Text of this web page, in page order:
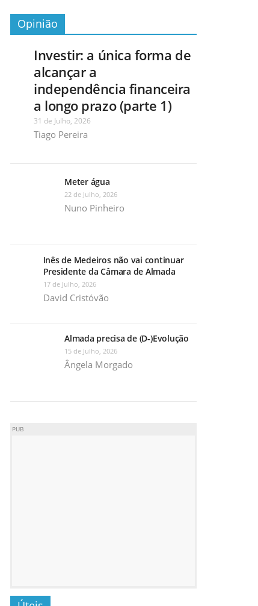
Opinião
Investir: a única forma de
alcançar a
independência financeira
a longo prazo (parte 1)
31 de Julho, 2026
Tiago Pereira
Meter água
22 de Julho, 2026
Nuno Pinheiro
Inês de Medeiros não vai continuar
Presidente da Câmara de Almada
17 de Julho, 2026
David Cristóvão
Almada precisa de (D-)Evolução
15 de Julho, 2026
Ângela Morgado
PUB